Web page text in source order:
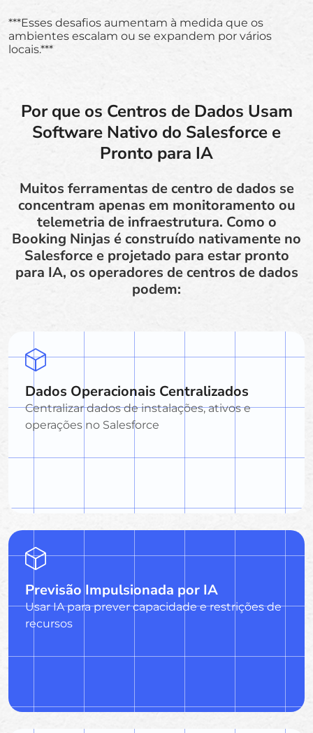
***Esses desafios aumentam à medida que os
ambientes escalam ou se expandem por vários
locais.***
Por que os Centros de Dados Usam
Software Nativo do Salesforce e
Pronto para IA
Muitos ferramentas de centro de dados se
concentram apenas em monitoramento ou
telemetria de infraestrutura. Como o
Booking Ninjas é construído nativamente no
Salesforce e projetado para estar pronto
para IA, os operadores de centros de dados
podem:
Dados Operacionais Centralizados
Centralizar dados de instalações, ativos e
operações no Salesforce
Previsão Impulsionada por IA
Usar IA para prever capacidade e restrições de
recursos